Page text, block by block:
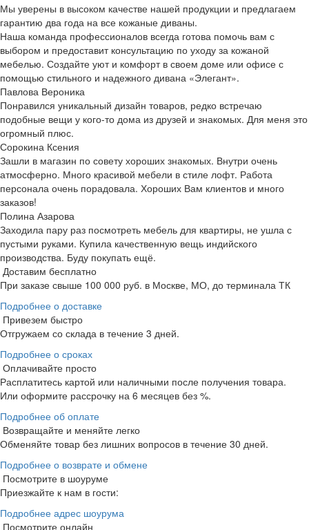
Мы уверены в высоком качестве нашей продукции и предлагаем
гарантию два года на все кожаные диваны.
Наша команда профессионалов всегда готова помочь вам с
выбором и предоставит консультацию по уходу за кожаной
мебелью. Создайте уют и комфорт в своем доме или офисе с
помощью стильного и надежного дивана «Элегант».
Павлова Вероника
Понравился уникальный дизайн товаров, редко встречаю
подобные вещи у кого-то дома из друзей и знакомых. Для меня это
огромный плюс.
Сорокина Ксения
Зашли в магазин по совету хороших знакомых. Внутри очень
атмосферно. Много красивой мебели в стиле лофт. Работа
персонала очень порадовала. Хороших Вам клиентов и много
заказов!
Полина Азарова
Заходила пару раз посмотреть мебель для квартиры, не ушла с
пустыми руками. Купила качественную вещь индийского
производства. Буду покупать ещё.
Доставим бесплатно
При заказе свыше 100 000 руб. в Москве, МО, до терминала ТК
Подробнее о доставке
Привезем быстро
Отгружаем со склада в течение 3 дней.
Подробнее о сроках
Оплачивайте просто
Расплатитесь картой или наличными после получения товара.
Или оформите рассрочку на 6 месяцев без %.
Подробнее об оплате
Возвращайте и меняйте легко
Обменяйте товар без лишних вопросов в течение 30 дней.
Подробнее о возврате и обмене
Посмотрите в шоуруме
Приезжайте к нам в гости:
Подробнее адрес шоурума
Посмотрите онлайн